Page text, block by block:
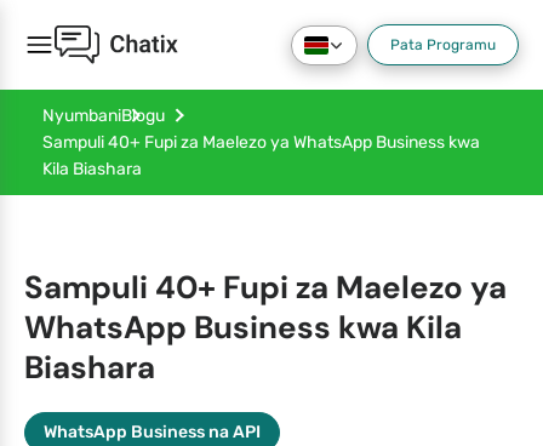
Pata Programu
NyumbaniBlogu
Sampuli 40+ Fupi za Maelezo ya WhatsApp Business kwa
Kila Biashara
Sampuli 40+ Fupi za Maelezo ya
WhatsApp Business kwa Kila
Biashara
WhatsApp Business na API